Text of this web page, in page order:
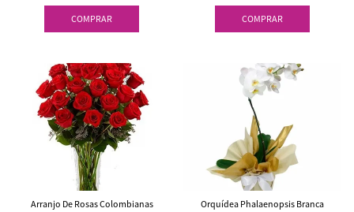
COMPRAR COMPRAR
Arranjo De Rosas Colombianas
Orquídea Phalaenopsis Branca